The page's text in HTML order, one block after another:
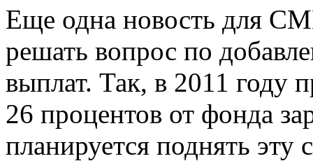
Еще одна новость для
решать вопрос по
выплат. Так, в 2011 году
26 процентов от фонда
планируется поднять эту